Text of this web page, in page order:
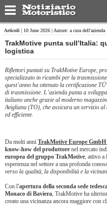
Articoli | 10 June 2026 | Autore: a cura dell'azienda
TrakMotive punta sull’Italia:
logistica
Riflettori puntati su TrakMotive Europe,
specializzato in ricambi per la
quest’anno ha ottenuto la certificazione
di trasmissione. L’azienda punta a
italiano anche grazie al moderno
Avigliana (TO), che assicura un servizio al
ed efficiente.
Da molti anni TrakMotive Europe GmbH
know-how del produttore nel mercato
europea del gruppo TrakMotive, attivo a
esperienza nel settore a una profonda
verso la qualità, la disponibilità e la
Con l'apertura della seconda sede
Monaco di Baviera, TrakMotive ha
creato una vicinanza ancora maggiore con